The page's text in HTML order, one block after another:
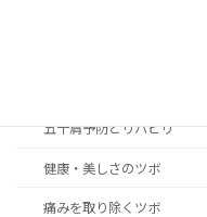
五十肩予防とリハビリ
健康・美しさのツボ
痛みを取り除くツボ